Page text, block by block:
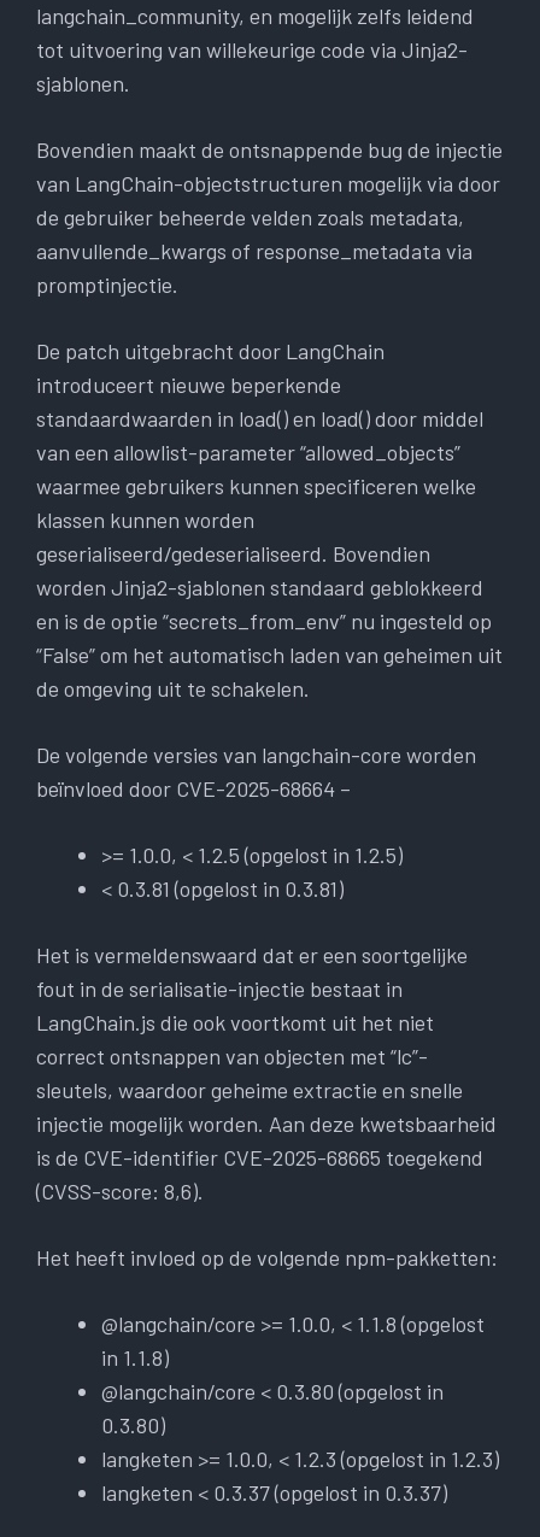
langchain_community, en mogelijk zelfs leidend
tot uitvoering van willekeurige code via Jinja2-
sjablonen.
Bovendien maakt de ontsnappende bug de injectie
van LangChain-objectstructuren mogelijk via door
de gebruiker beheerde velden zoals metadata,
aanvullende_kwargs of response_metadata via
promptinjectie.
De patch uitgebracht door LangChain
introduceert nieuwe beperkende
standaardwaarden in load() en load() door middel
van een allowlist-parameter “allowed_objects”
waarmee gebruikers kunnen specificeren welke
klassen kunnen worden
geserialiseerd/gedeserialiseerd. Bovendien
worden Jinja2-sjablonen standaard geblokkeerd
en is de optie “secrets_from_env” nu ingesteld op
“False” om het automatisch laden van geheimen uit
de omgeving uit te schakelen.
De volgende versies van langchain-core worden
beïnvloed door CVE-2025-68664 –
>= 1.0.0, < 1.2.5 (opgelost in 1.2.5)
< 0.3.81 (opgelost in 0.3.81)
Het is vermeldenswaard dat er een soortgelijke
fout in de serialisatie-injectie bestaat in
LangChain.js die ook voortkomt uit het niet
correct ontsnappen van objecten met “lc”-
sleutels, waardoor geheime extractie en snelle
injectie mogelijk worden. Aan deze kwetsbaarheid
is de CVE-identifier CVE-2025-68665 toegekend
(CVSS-score: 8,6).
Het heeft invloed op de volgende npm-pakketten:
@langchain/core >= 1.0.0, < 1.1.8 (opgelost
in 1.1.8)
@langchain/core < 0.3.80 (opgelost in
0.3.80)
langketen >= 1.0.0, < 1.2.3 (opgelost in 1.2.3)
langketen < 0.3.37 (opgelost in 0.3.37)